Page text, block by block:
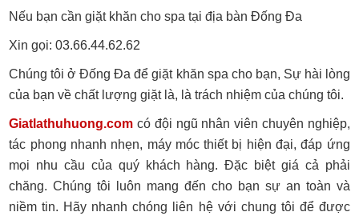
Nếu bạn cần giặt khăn cho spa tại địa bàn Đống Đa
Xin gọi: 03.66.44.62.62
Chúng tôi ở Đống Đa để giặt khăn spa cho bạn, Sự hài lòng
của bạn về chất lượng giặt là, là trách nhiệm của chúng tôi.
Giatlathuhuong.com có đội ngũ nhân viên chuyên nghiệp,
tác phong nhanh nhẹn, máy móc thiết bị hiện đại, đáp ứng
mọi nhu cầu của quý khách hàng. Đặc biệt giá cả phải
chăng. Chúng tôi luôn mang đến cho bạn sự an toàn và
niềm tin. Hãy nhanh chóng liên hệ với chung tôi để được